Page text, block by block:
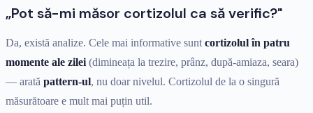
„Pot să-mi măsor cortizolul ca să verific?"
Da, există analize. Cele mai informative sunt cortizolul în patru
momente ale zilei (dimineața la trezire, prânz, după-amiaza, seara)
— arată pattern-ul, nu doar nivelul. Cortizolul de la o singură
măsurătoare e mult mai puțin util.